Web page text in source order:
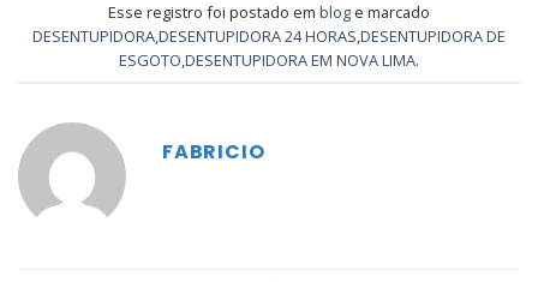
Esse registro foi postado em blog e marcado
DESENTUPIDORA,DESENTUPIDORA 24 HORAS,DESENTUPIDORA DE
ESGOTO,DESENTUPIDORA EM NOVA LIMA.
FABRICIO